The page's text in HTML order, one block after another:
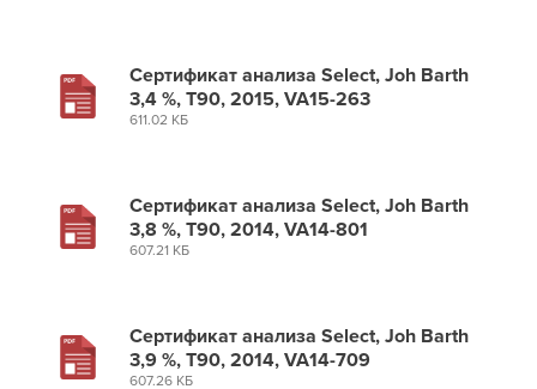
Сертификат анализа Select, Joh Barth
3,4 %, Т90, 2015, VA15-263
611.02 КБ
Сертификат анализа Select, Joh Barth
3,8 %, Т90, 2014, VA14-801
607.21 КБ
Сертификат анализа Select, Joh Barth
3,9 %, Т90, 2014, VA14-709
607.26 КБ